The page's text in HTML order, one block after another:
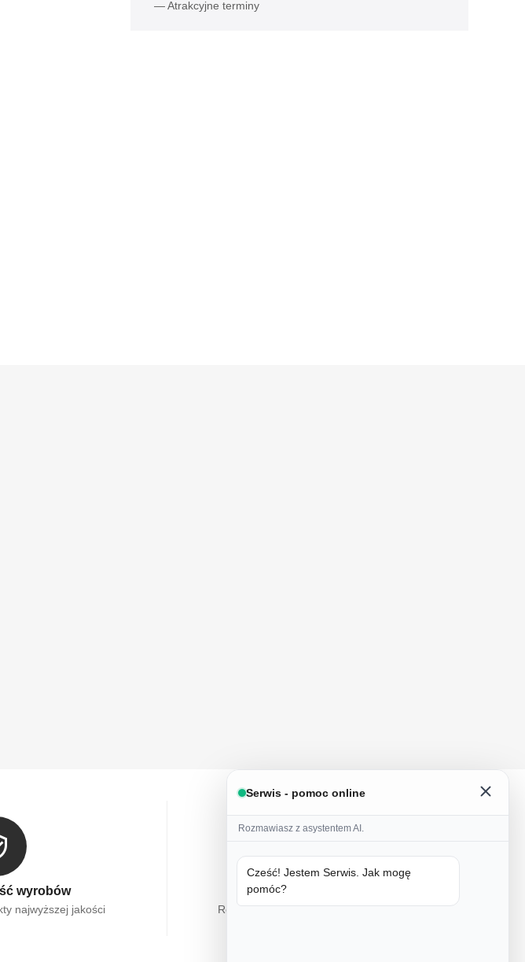
— Atrakcyjne terminy
wyrobów
najwyższej jakości Ręczne wykonanie z naturalnych składników
Serwis - pomoc online
Rozmawiasz z asystentem AI.
Cześć! Jestem Serwis. Jak mogę
pomóc?